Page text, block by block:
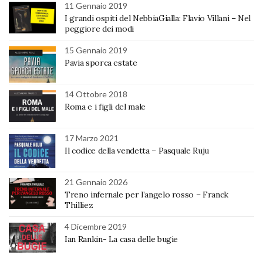
11 Gennaio 2019
I grandi ospiti del NebbiaGialla: Flavio Villani – Nel
peggiore dei modi
15 Gennaio 2019
Pavia sporca estate
14 Ottobre 2018
Roma e i figli del male
17 Marzo 2021
Il codice della vendetta – Pasquale Ruju
21 Gennaio 2026
Treno infernale per l’angelo rosso – Franck
Thilliez
4 Dicembre 2019
Ian Rankin- La casa delle bugie